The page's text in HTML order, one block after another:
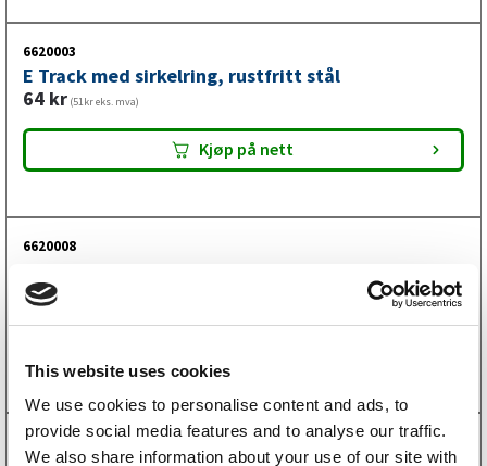
This website uses cookies
We use cookies to personalise content and ads, to
provide social media features and to analyse our traffic.
We also share information about your use of our site with
6620003
E Track med sirkelring, rustfritt stål
64 kr (51kr eks. mva)
Kjøp på nett
6620008
66kr
6620007